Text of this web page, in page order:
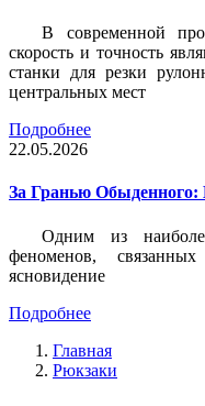
В современной
скорость и точность
станки для резки
центральных мест
Подробнее
22.05.2026
За Гранью Обыденного:
Одним из
феноменов,
ясновидение
Подробнее
Главная
Рюкзаки